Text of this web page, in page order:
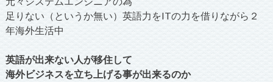
足りない（というか無い）英語力をITの力を借りながら２
年海外生活中
英語が出来ない人が移住して
海外ビジネスを立ち上げる事が出来るのか